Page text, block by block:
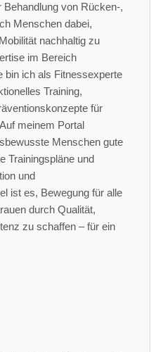
Behandlung von Rücken-,
Menschen dabei,
nachhaltig zu
im Bereich
bin ich als Fitnessexperte
Training,
für
meinem Portal
Menschen gute
Trainingspläne und
und
ist es, Bewegung für alle
durch Qualität,
zu schaffen – für ein